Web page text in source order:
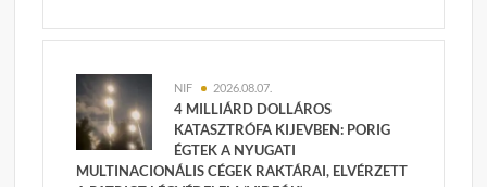
NIF 2026.08.07.
4 MILLIÁRD DOLLÁROS
KATASZTRÓFA KIJEVBEN: PORIG
ÉGTEK A NYUGATI
MULTINACIONÁLIS CÉGEK RAKTÁRAI, ELVÉRZETT